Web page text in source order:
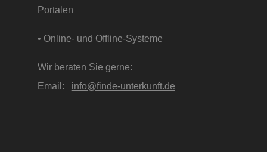
Portalen
• Online- und Offline-Systeme
Wir beraten Sie gerne:
Email: info@finde-unterkunft.de